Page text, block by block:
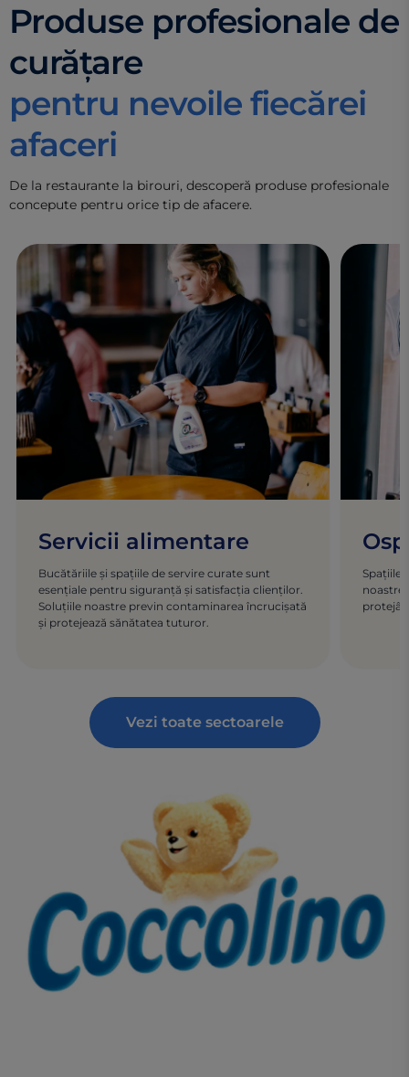
Produse profesionale de
curățare
pentru nevoile fiecărei
afaceri
De la restaurante la birouri, descoperă produse profesionale
concepute pentru orice tip de afacere.
Servicii alimentare
Bucătăriile și spațiile de servire curate sunt
esențiale pentru siguranță și satisfacția clienților.
Soluțiile noastre previn contaminarea încrucișată
și protejează sănătatea tuturor.
Spațiile
noastre
Vezi toate sectoarele